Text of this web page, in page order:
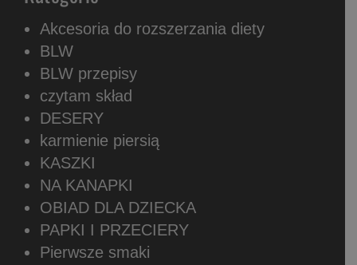
Akcesoria do rozszerzania diety
BLW
BLW przepisy
czytam skład
DESERY
karmienie piersią
KASZKI
NA KANAPKI
OBIAD DLA DZIECKA
PAPKI I PRZECIERY
Pierwsze smaki